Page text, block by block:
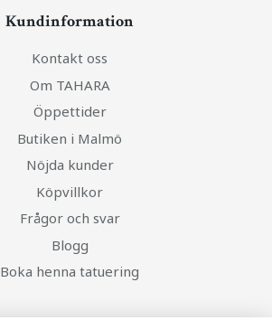
Kundinformation
Kontakt oss
Om TAHARA
Öppettider
Butiken i Malmö
Nöjda kunder
Köpvillkor
Frågor och svar
Blogg
Boka henna tatuering